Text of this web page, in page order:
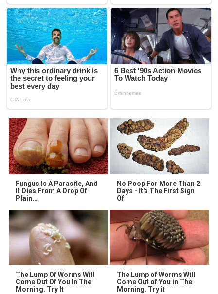
Fungus Is A Parasite, And
It Dies From A Drop Of
Plain...
No Poop For More Than 2
Days - It's The First Sign
Of
The Lump Of Worms Will
Come Out Of You In The
Morning. Try It
The Lump of Worms Will
Come Out of You in The
Morning. Try it